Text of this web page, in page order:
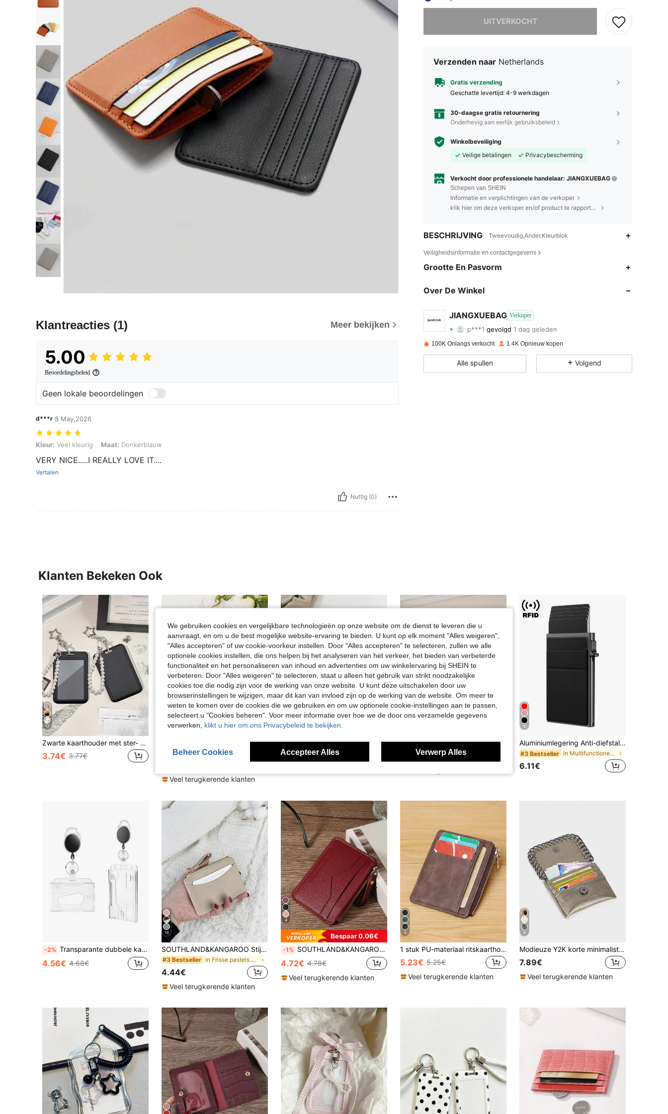
Klantreacties (1) Meer bekijken
5.00
Beoordelingsbeleid
Geen lokale beoordelingen
d***r 8 May,2026
Kleur: Veel kleurig, Maat: Donkerblauw
Kleur: Veel kleurig Maat: Donkerblauw
VERY NICE.....I REALLY LOVE IT....
Vertalen
Nuttig (0)
UITVERKOCHT
Verzenden naar Netherlands
Gratis verzending
Geschatte levertijd: 4-9 werkdagen
30-daagse gratis retournering
Onderhevig aan eerlijk gebruiksbeleid
Winkelbeveiliging
Veilige betalingen
Privacybescherming
Verkocht door professionele handelaar: JIANGXUEBAG
Schepen van SHEIN
Informatie en verplichtingen van de verkoper
klik hier om deze verkoper en/of product te rapporteren.
BESCHRIJVING Tweevoudig,Ander,Kleurblok
Veiligheidsinformatie en contactgegevens
Grootte En Pasvorm
Over De Winkel
JIANGXUEBAG Verkoper
4.80
gevolgd1 dag geleden
4.80 Beoordeling 64 Artikelen 1.2K
4.80 64 1.2K
100K Onlangs verkocht 1.4K Opnieuw kopen
Alle spullen Volgend
Klanten Bekeken Ook
17
Zwarte kaarthouder met ster- en imitatieparelhangertjes. Te gebruiken als tasdecoratie, sleutelhanger, voor het opbergen van ID-kaarten, lidmaatschapskaarten, foto's, adreskaarten en als beschermhoes. Geschikt voor dagelijks gebruik, als decoratie of als cadeau voor vrienden, familie en geliefden bij gelegenheden zoals Valentijnsdag, verjaardagen, Moederdag en de start van het schooljaar.
3.74€ 3.77€
Veel terugkerende klanten
8
Effen kleur PU dames heuptas, retro mode crossbody tas, oksel tas, dames lente/zomer nieuwe casual schouder messenger tas, veelzijdige minimalistische borsttas
8.40€ 8.41€
Verstelbare, effen vervangende band, multifunctioneel doe-het-zelf reisaccessoire, cadeau voor vrouwen
5.35€
6
Aluminiumlegering Anti-diefstal kaarthouder Portemonnee Verjaardag/Valentijnsdag/Vaderdag cadeau Reizen Terug naar school Kaarthouder Portemonnee Visitekaartjeshouder Creditcardhouder voor mannen Mini portemonnee Kaarthouder RFID portemonnee
#3 Bestseller in Multifunctioneel Kaarthouders
6.11€
-2% Transparante dubbele kaartsleuven Tag-badgehouder met badgerol 2 kaarten opbergorganizer Medewerkerspas Werkkaarthouder Mouw Herenkaarthouder Portemonnee Visitekaarthouder Creditcardhouder Id-kaarthouder Vrouwen Voor vrouwen Voor mannen Kaartportemonnee
4.56€ 4.68€
16
SOUTHLAND&KANGAROO Stijlvolle Malist Beige Kaart & Munt Portemonnee Lichtgewicht Draagbare Kaart ID Kaart Witteboordenwerkers Voor Vrouwen Voor Vakantie Voor Jubileum Voor Verjaardagscadeau Cadeau Cadeau Accessoires Cadeaukaarthouder Kaarthouder Portemonnee Visitekaartjeshouder Creditcardhouder Kaarthouder Vrouwen Voor Vrouwen Mini Portemonnee Kaarthouder
#3 Bestseller in Frisse pastels Kaarthouders
4.44€
Veel terugkerende klanten
4
Bespaar 0.06€
-1% SOUTHLAND&KANGAROO Zwarte letterportemonnee, modieus lichtgewicht draagbaar, kan contant geld, ID-kaart, munten bevatten, geschikt als verjaardagscadeau voor tieners, studenten, studenten, mannen, visitekaarthouder, creditcardhouder, ook geschikt voor vrouwen, miniportemonnee, kan kaarten bevatten
4.72€ 4.78€
Veel terugkerende klanten
5
1 stuk PU-materiaal ritskaarthouder, minimalistische zakelijke stijl PU-kaarthouder, creditcardhouder, portemonnee voor munten
5.23€ 5.25€
Veel terugkerende klanten
9
Modieuze Y2K korte minimalistische kaarthouder met meerdere vakken, muntportemonnee in rockstijl met ketting en draagkoord, handtasje
7.89€
Veel terugkerende klanten
We gebruiken cookies en vergelijkbare technologieën op onze website om de dienst te leveren die u
aanvraagt, en om u de best mogelijke website-ervaring te bieden. U kunt op elk moment "Alles weigeren",
"Alles accepteren" of uw cookie-voorkeur instellen. Door "Alles accepteren" te selecteren, zullen we alle
optionele cookies instellen, die ons helpen bij het analyseren van het verkeer, het bieden van verbeterde
functionaliteit en het personaliseren van inhoud en advertenties om uw winkelervaring bij SHEIN te
verbeteren. Door "Alles weigeren" te selecteren, staat u alleen het gebruik van strikt noodzakelijke
cookies toe die nodig zijn voor de werking van onze website. U kunt deze uitschakelen door uw
browserinstellingen te wijzigen, maar dit kan van invloed zijn op de werking van de website. Om meer te
weten te komen over de cookies die we gebruiken en om uw optionele cookie-instellingen aan te passen,
selecteert u "Cookies beheren". Voor meer informatie over hoe we de door ons verzamelde gegevens
verwerken, klikt u hier om ons Privacybeleid te bekijken.
Beheer Cookies Accepteer Alles Verwerp Alles